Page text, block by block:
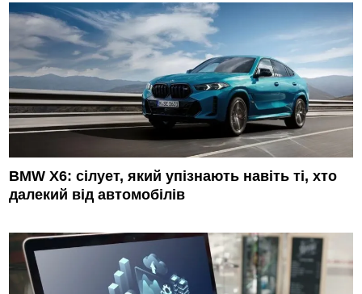
BMW X6: сілует, який упізнають навіть ті, хто
далекий від автомобілів